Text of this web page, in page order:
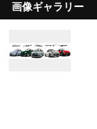
画像ギャラリー